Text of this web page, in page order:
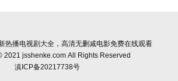
热播电视剧大全，高清无删减电影免费在线观看
2021 jsshenke.com All Rights Reserved
滇ICP备20217738号